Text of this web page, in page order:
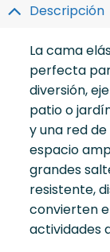
Descripción
La cama
perfecta
diversión,
patio o
y una red
espacio
grandes
resistente,
convierten
actividades